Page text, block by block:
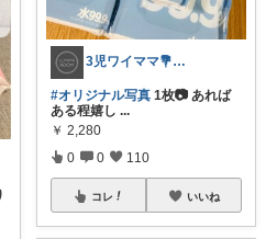
3児ワイママ💐バタバタでも回る暮らし✨
#オリジナル写真 1枚📷 あれば
ある程嬉し ...
￥ 2,280
0 0 110
コレ いいね